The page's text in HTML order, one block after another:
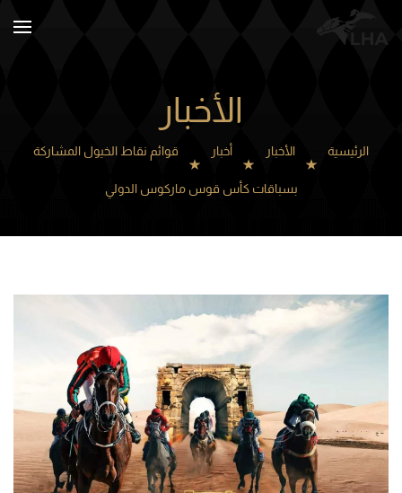
الأخبار
الرئيسية الأخبار أخبار قوائم نقاط الخيول المشاركة
بسباقات كأس قوس ماركوس الدولي